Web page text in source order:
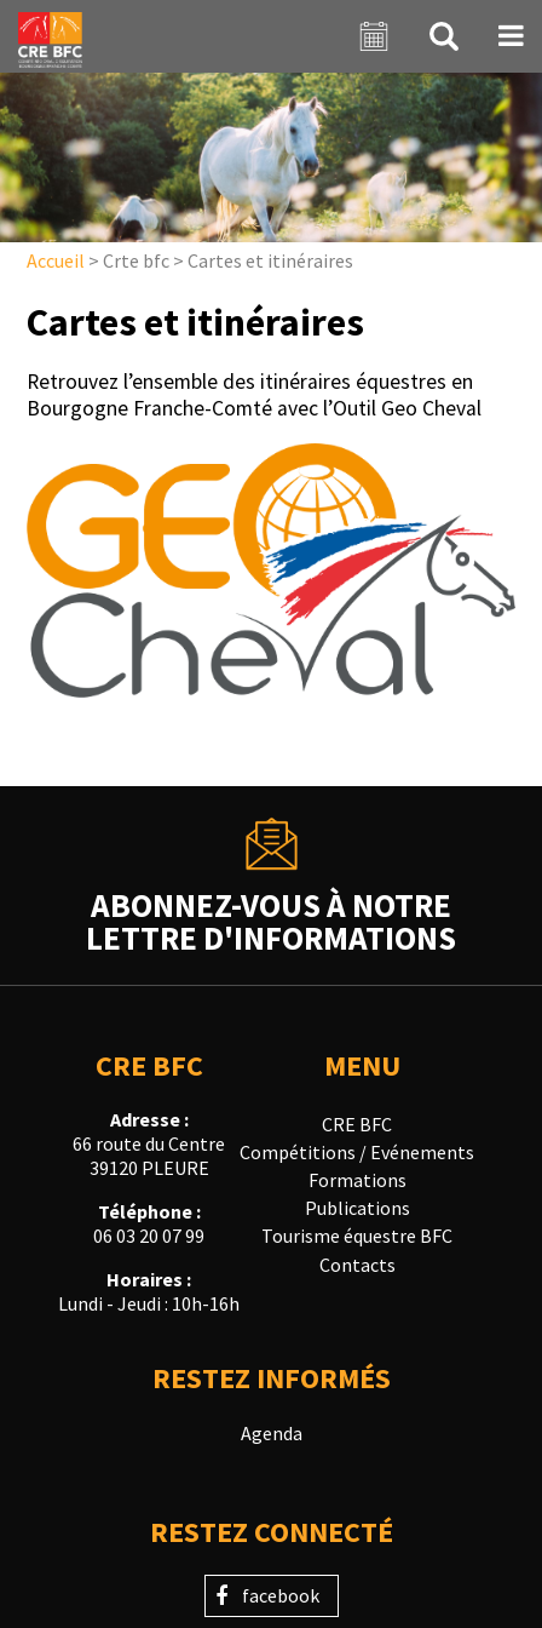
Aller au contenu principal
Accueil > Crte bfc > Cartes et itinéraires
Cartes et itinéraires
Retrouvez l’ensemble des itinéraires équestres en
Bourgogne Franche-Comté avec l’Outil Geo Cheval
ABONNEZ-VOUS À NOTRE
LETTRE D'INFORMATIONS
CRE BFC
Adresse :
66 route du Centre
39120 PLEURE
Téléphone :
06 03 20 07 99
Horaires :
Lundi - Jeudi : 10h-16h
MENU
CRE BFC
Compétitions / Evénements
Formations
Publications
Tourisme équestre BFC
Contacts
RESTEZ INFORMÉS
Agenda
RESTEZ CONNECTÉ
facebook